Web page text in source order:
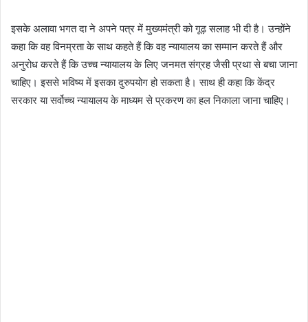
इसके अलावा भगत दा ने अपने पत्र में मुख्यमंत्री को गूढ़ सलाह भी दी है। उन्होंने
कहा कि वह विनम्रता के साथ कहते हैं कि वह न्यायालय का सम्मान करते हैं और
अनुरोध करते हैं कि उच्च न्यायालय के लिए जनमत संग्रह जैसी प्रथा से बचा जाना
चाहिए। इससे भविष्य में इसका दुरुपयोग हो सकता है। साथ ही कहा कि केंद्र
सरकार या सर्वोच्च न्यायालय के माध्यम से प्रकरण का हल निकाला जाना चाहिए।